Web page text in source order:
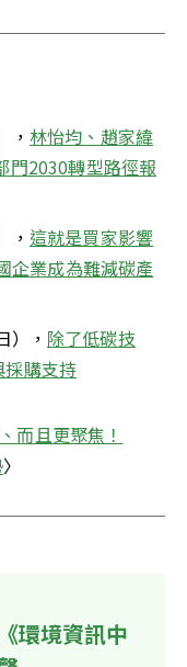
， 林怡均、趙家緯
門2030轉型路徑報
， 這就是買家影響
企業成為難減碳產
）， 除了低碳技
購支持
而且更聚焦！
〉
環境資訊中